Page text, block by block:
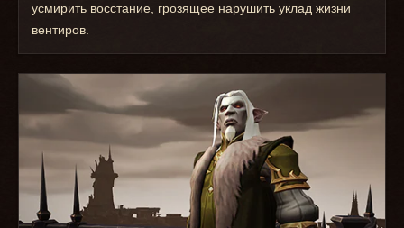
усмирить восстание, грозящее нарушить уклад жизни
вентиров.